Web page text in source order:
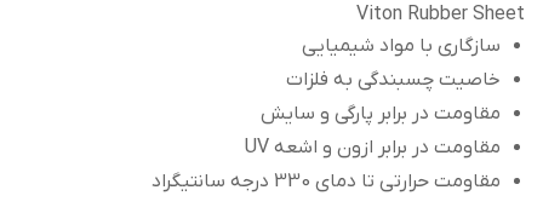
Viton Rubber Sheet
سازگاری با مواد شیمیایی
خاصیت چسبندگی به فلزات
مقاومت در برابر پارگی و سایش
مقاومت در برابر ازون و اشعه UV
مقاومت حرارتی تا دمای 330 درجه سانتیگراد